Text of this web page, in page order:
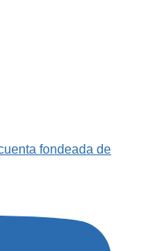
fondeada de